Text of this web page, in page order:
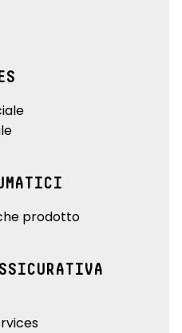
prodotto